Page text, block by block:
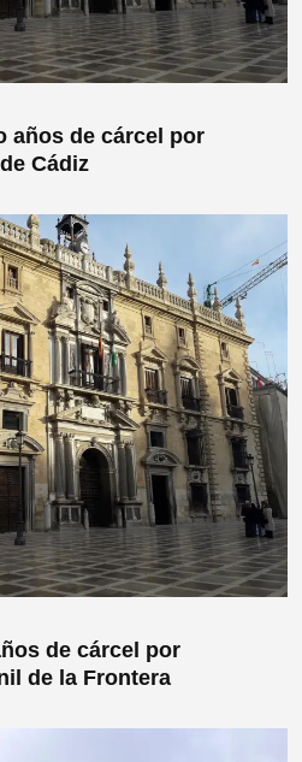
años de cárcel por
Cádiz
de cárcel por
de la Frontera